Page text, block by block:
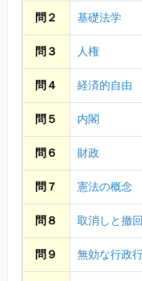
問２ 基礎法学
問３ 人権
問４ 経済的自由
問５ 内閣
問６ 財政
問７ 憲法の概念
問８ 取消しと撤回
問９ 無効な行政